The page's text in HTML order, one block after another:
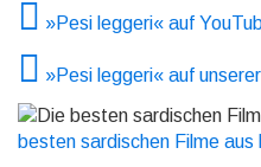
»Pesi leggeri« auf
»Pesi leggeri« auf
besten sardischen Filme aus